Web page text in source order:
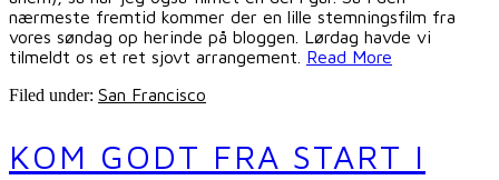
nærmeste fremtid kommer der en lille stemningsfilm fra
vores søndag op herinde på bloggen. Lørdag havde vi
tilmeldt os et ret sjovt arrangement. Read More
Filed under: San Francisco
KOM GODT FRA START I